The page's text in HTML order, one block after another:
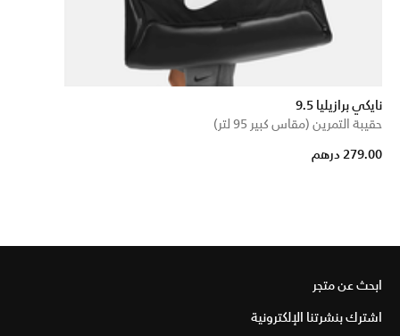
نايكي برازيليا 9.5
حقيبة التمرين (مقاس كبير 95 لتر)
279.00 درهم
ابحث عن متجر
اشترك بنشرتنا الإلكترونية